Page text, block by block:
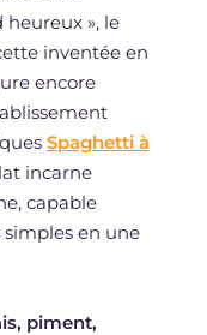
», le
inventée en
encore
Spaghetti à
incarne
capable
en une
piment,